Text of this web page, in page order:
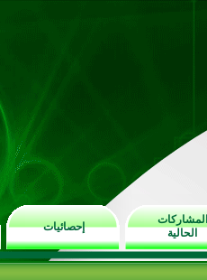
المشاركات
الحالية
إحصائيات